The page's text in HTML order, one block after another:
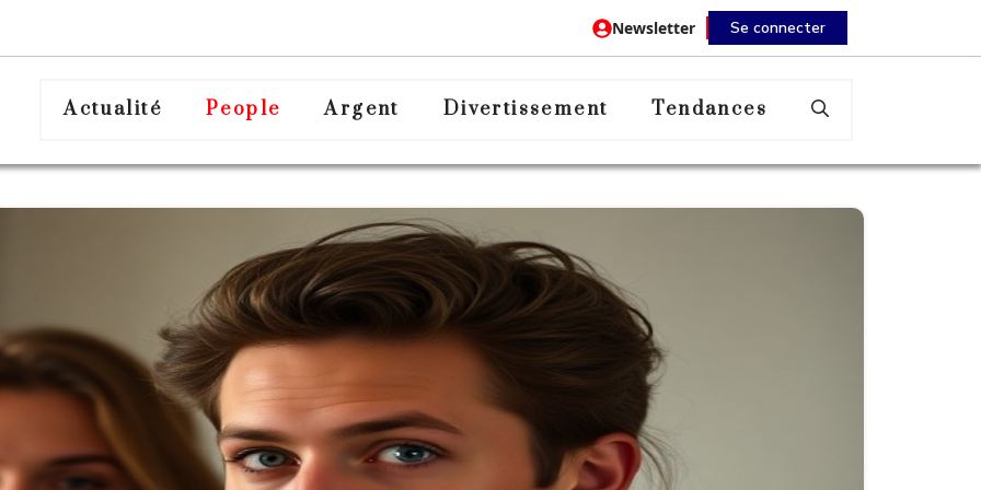
Newsletter Se connecter
Actualité People Argent Divertissement Tendances